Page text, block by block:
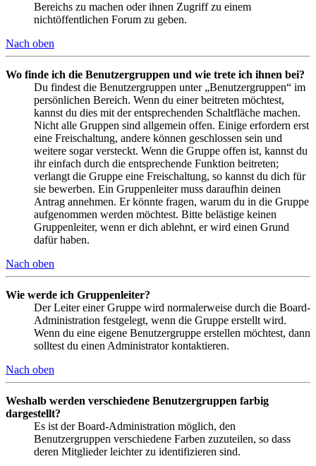
Bereichs zu machen oder ihnen Zugriff zu einem
nichtöffentlichen Forum zu geben.
Nach oben
Wo finde ich die Benutzergruppen und wie trete ich ihnen bei?
Du findest die Benutzergruppen unter „Benutzergruppen“ im
persönlichen Bereich. Wenn du einer beitreten möchtest,
kannst du dies mit der entsprechenden Schaltfläche machen.
Nicht alle Gruppen sind allgemein offen. Einige erfordern erst
eine Freischaltung, andere können geschlossen sein und
weitere sogar versteckt. Wenn die Gruppe offen ist, kannst du
ihr einfach durch die entsprechende Funktion beitreten;
verlangt die Gruppe eine Freischaltung, so kannst du dich für
sie bewerben. Ein Gruppenleiter muss daraufhin deinen
Antrag annehmen. Er könnte fragen, warum du in die Gruppe
aufgenommen werden möchtest. Bitte belästige keinen
Gruppenleiter, wenn er dich ablehnt, er wird einen Grund
dafür haben.
Nach oben
Wie werde ich Gruppenleiter?
Der Leiter einer Gruppe wird normalerweise durch die Board-
Administration festgelegt, wenn die Gruppe erstellt wird.
Wenn du eine eigene Benutzergruppe erstellen möchtest, dann
solltest du einen Administrator kontaktieren.
Nach oben
Weshalb werden verschiedene Benutzergruppen farbig
dargestellt?
Es ist der Board-Administration möglich, den
Benutzergruppen verschiedene Farben zuzuteilen, so dass
deren Mitglieder leichter zu identifizieren sind.